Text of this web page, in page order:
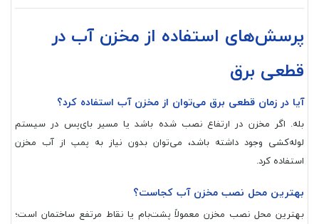
پرسش‌های استفاده از مخزن آب در
قطعی برق
آیا در زمان قطعی برق می‌توان از مخزن آب استفاده کرد؟
بله. اگر مخزن در ارتفاع نصب شده باشد یا مسیر بای‌پس در سیستم
لوله‌کشی وجود داشته باشد، می‌توان بدون نیاز به پمپ از آب مخزن
استفاده کرد.
بهترین محل نصب مخزن آب کجاست؟
بهترین محل نصب مخزن معمولاً پشت‌بام یا نقاط مرتفع ساختمان است؛